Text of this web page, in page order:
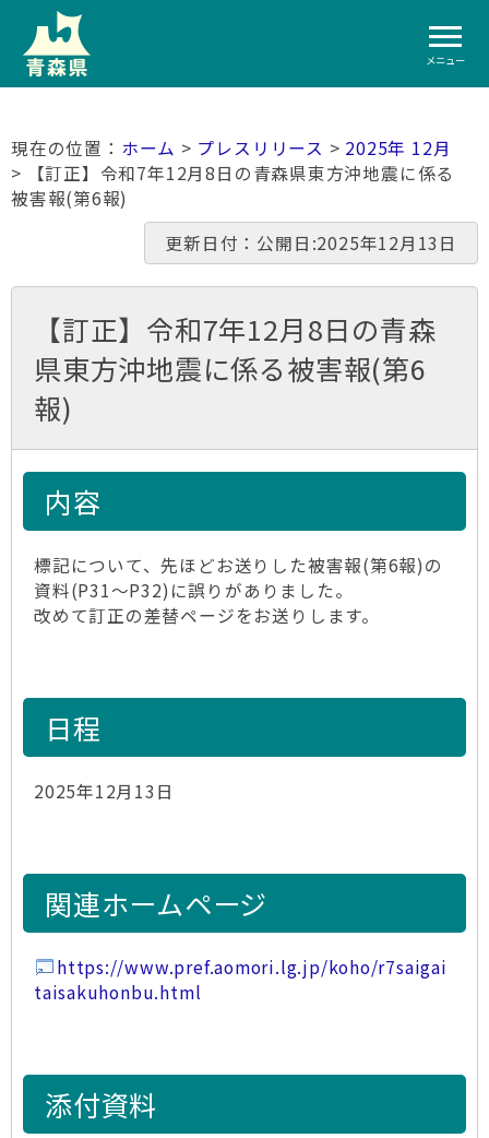
メニュー
ホーム > プレスリリース > 2025年 12月
> 【訂正】令和7年12月8日の青森県東方沖地震に係る
被害報(第6報)
更新日付：公開日:2025年12月13日
【訂正】令和7年12月8日の青森
県東方沖地震に係る被害報(第6
報)
内容
標記について、先ほどお送りした被害報(第6報)の
資料(P31～P32)に誤りがありました。
改めて訂正の差替ページをお送りします。
日程
2025年12月13日
関連ホームページ
https://www.pref.aomori.lg.jp/koho/r7saigai
taisakuhonbu.html
添付資料